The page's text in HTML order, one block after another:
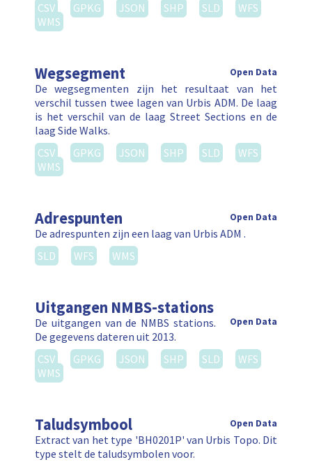
CSV
GPKG JSON SHP SLD
WFS
WMS
Wegsegment Open Data
De wegsegmenten zijn het resultaat van het
verschil tussen twee lagen van Urbis ADM. De laag
is het verschil van de laag Street Sections en de
laag Side Walks.
CSV
GPKG JSON SHP SLD
WFS
WMS
Adrespunten Open Data
De adrespunten zijn een laag van Urbis ADM .
SLD
WFS WMS
Uitgangen NMBS-stations
Open Data
De uitgangen van de NMBS stations.
De gegevens dateren uit 2013.
CSV
GPKG JSON SHP SLD
WFS
WMS
Taludsymbool Open Data
Extract van het type 'BH0201P' van Urbis Topo. Dit
type stelt de taludsymbolen voor.